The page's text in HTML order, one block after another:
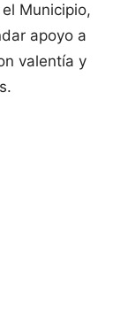
Municipio,
apoyo a
valentía y